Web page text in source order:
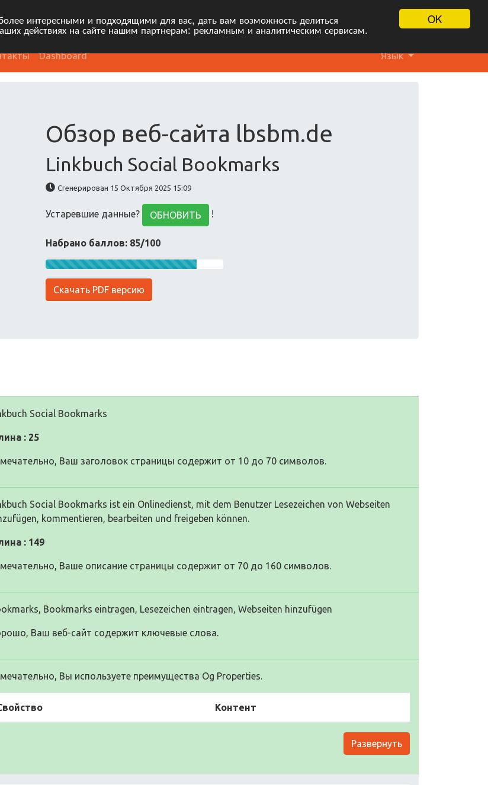
OK
интересными и подходящими для вас, дать вам возможность делиться
действиях на сайте нашим партнерам: рекламным и аналитическим сервисам.
Dashboard Язык
Обзор веб-сайта lbsbm.de
Linkbuch Social Bookmarks
Сгенерирован 15 Октября 2025 15:09
Устаревшие данные? ОБНОВИТЬ !
Набрано баллов: 85/100
Скачать PDF версию
Social Bookmarks
: 25
Ваш заголовок страницы содержит от 10 до 70 символов.
Social Bookmarks ist ein Onlinedienst, mit dem Benutzer Lesezeichen von Webseiten
kommentieren, bearbeiten und freigeben können.
: 149
Ваше описание страницы содержит от 70 до 160 символов.
Bookmarks eintragen, Lesezeichen eintragen, Webseiten hinzufügen
Ваш веб-сайт содержит ключевые слова.
Вы используете преимущества Og Properties.
Контент
Развернуть